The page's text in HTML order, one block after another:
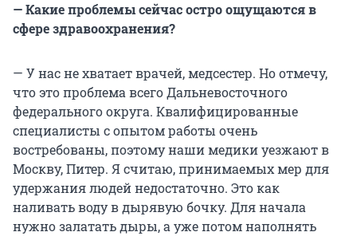
— Какие проблемы сейчас остро ощущаются в
сфере здравоохранения?
— У нас не хватает врачей, медсестер. Но отмечу,
что это проблема всего Дальневосточного
федерального округа. Квалифицированные
специалисты с опытом работы очень
востребованы, поэтому наши медики уезжают в
Москву, Питер. Я считаю, принимаемых мер для
удержания людей недостаточно. Это как
наливать воду в дырявую бочку. Для начала
нужно залатать дыры, а уже потом наполнять